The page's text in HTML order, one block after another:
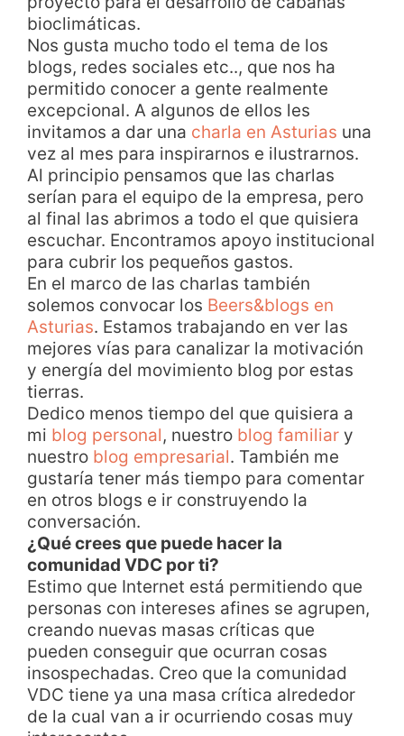
bioclimáticas.
Nos gusta mucho todo el tema de los
blogs, redes sociales etc.., que nos ha
permitido conocer a gente realmente
excepcional. A algunos de ellos les
invitamos a dar una charla en Asturias una
vez al mes para inspirarnos e ilustrarnos.
Al principio pensamos que las charlas
serían para el equipo de la empresa, pero
al final las abrimos a todo el que quisiera
escuchar. Encontramos apoyo institucional
para cubrir los pequeños gastos.
En el marco de las charlas también
solemos convocar los Beers&blogs en
Asturias. Estamos trabajando en ver las
mejores vías para canalizar la motivación
y energía del movimiento blog por estas
tierras.
Dedico menos tiempo del que quisiera a
mi blog personal, nuestro blog familiar y
nuestro blog empresarial. También me
gustaría tener más tiempo para comentar
en otros blogs e ir construyendo la
conversación.
¿Qué crees que puede hacer la
comunidad VDC por ti?
Estimo que Internet está permitiendo que
personas con intereses afines se agrupen,
creando nuevas masas críticas que
pueden conseguir que ocurran cosas
insospechadas. Creo que la comunidad
VDC tiene ya una masa crítica alrededor
de la cual van a ir ocurriendo cosas muy